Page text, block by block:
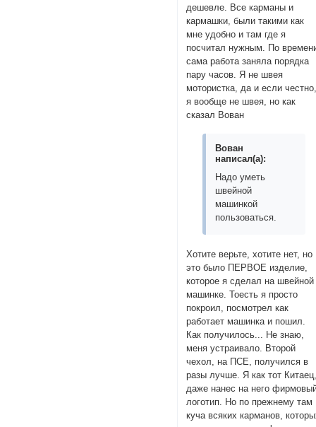
дешевле. Все карманы и
кармашки, были такими как
мне удобно и там где я
посчитал нужным. По
сама работа заняла порядка
пару часов. Я не швея
мотористка, да и если
я вообще не швея, но как
сказал Вован
Вован
написал(а):
Надо уметь
швейной
машинкой
пользоваться.
Хотите верьте, хотите нет, но
это было ПЕРВОЕ изделие,
которое я сделал на швейной
машинке. Тоесть я просто
покроил, посмотрел как
работает машинка и пошил.
Как получилось... Не знаю,
меня устраивало. Второй
чехол, на ПСЕ, получился в
разы лучше. Я как тот
даже нанес на него
логотип. Но по прежнему там
куча всяких карманов,